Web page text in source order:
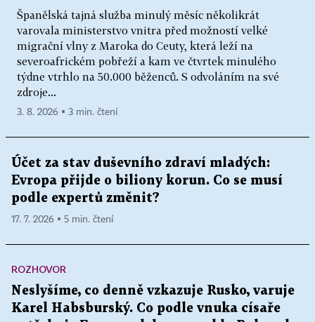
Španělská tajná služba minulý měsíc několikrát
varovala ministerstvo vnitra před možností velké
migrační vlny z Maroka do Ceuty, která leží na
severoafrickém pobřeží a kam ve čtvrtek minulého
týdne vtrhlo na 50.000 běženců. S odvoláním na své
zdroje...
3. 8. 2026 ▪ 3 min. čtení
Účet za stav duševního zdraví mladých:
Evropa přijde o biliony korun. Co se musí
podle expertů změnit?
17. 7. 2026 ▪ 5 min. čtení
ROZHOVOR
Neslyšíme, co denně vzkazuje Rusko, varuje
Karel Habsburský. Co podle vnuka císaře